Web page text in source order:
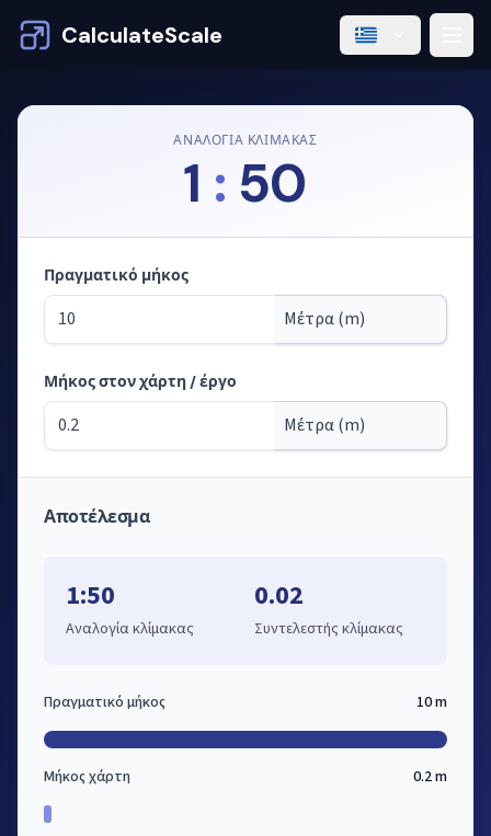
CalculateScale
ΑΝΑΛΟΓΊΑ ΚΛΊΜΑΚΑΣ
1 : 50
Λειτουργία: υπολογισμός μηκών από την κλίμακα
Πραγματικό μήκος
Μήκος στον χάρτη / έργο
Αποτέλεσμα
1:50
Αναλογία κλίμακας
0.02
Συντελεστής κλίμακας
Πραγματικό μήκος 10 m
Μήκος χάρτη 0.2 m